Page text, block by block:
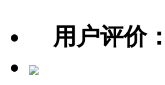
用户评价：